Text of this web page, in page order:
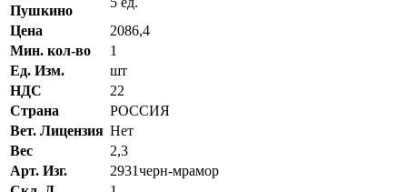
Пушкино
Цена
2086,4
Мин. кол-во
1
Ед. Изм.
шт
НДС
22
Страна
РОССИЯ
Вет. Лицензия Нет
Вес
2,3
Арт. Изг.
2931черн-мрамор